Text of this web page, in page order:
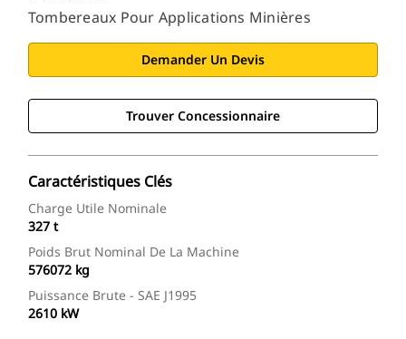
Tombereaux Pour Applications Minières
Demander Un Devis
Trouver Concessionnaire
Caractéristiques Clés
Charge Utile Nominale
327 t
Poids Brut Nominal De La Machine
576072 kg
Puissance Brute - SAE J1995
2610 kW